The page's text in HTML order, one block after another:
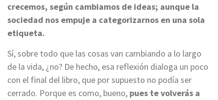
crecemos, según cambiamos de ideas; aunque la
sociedad nos empuje a categorizarnos en una sola
etiqueta.
Sí, sobre todo que las cosas van cambiando a lo largo
de la vida, ¿no? De hecho, esa reflexión dialoga un poco
con el final del libro, que por supuesto no podía ser
cerrado. Porque es como, bueno, pues te volverás a